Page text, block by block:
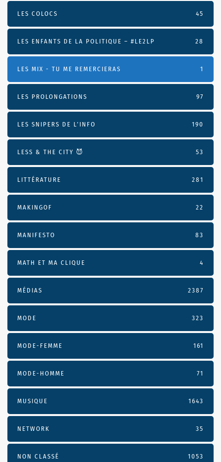
LES COLOCS 45
LES ENFANTS DE LA POLITIQUE – #LE2LP 28
LES MIX - TU ME REMERCIERAS 1
LES PROLONGATIONS 97
LES SNIPERS DE L’INFO 190
LESS & THE CITY 😈 53
LITTÉRATURE 281
MAKINGOF 22
MANIFESTO 83
MATH ET MA CLIQUE 4
MÉDIAS 2387
MODE 323
MODE-FEMME 161
MODE-HOMME 71
MUSIQUE 1643
NETWORK 35
NON CLASSÉ 1053